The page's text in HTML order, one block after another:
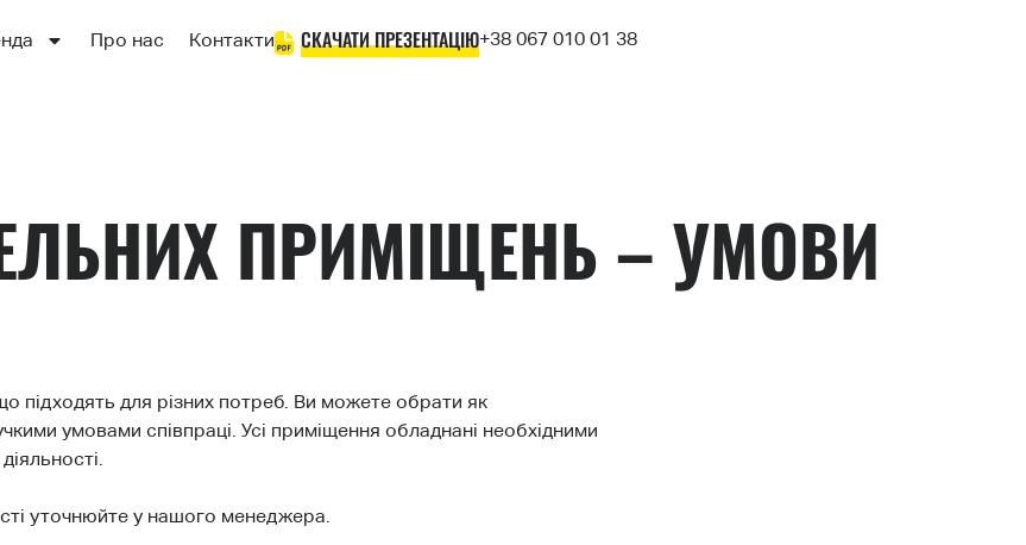
Про нас Контакти СКАЧАТИ ПРЕЗЕНТАЦІЮ+38 067 010 01 38
ПРИМІЩЕНЬ – УМОВИ
підходять для різних потреб. Ви можете обрати як
умовами співпраці. Усі приміщення обладнані необхідними
уточнюйте у нашого менеджера.